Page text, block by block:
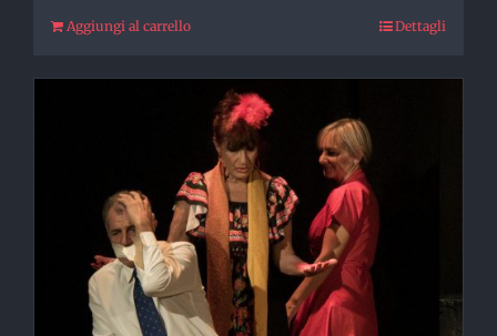
Aggiungi al carrello Dettagli